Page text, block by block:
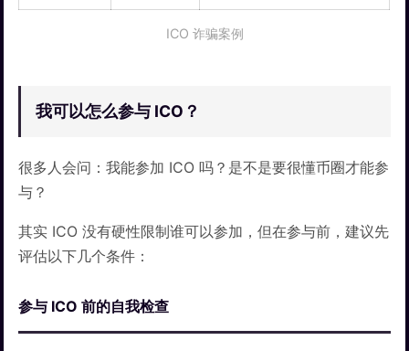
ICO 诈骗案例
我可以怎么参与 ICO？
很多人会问：我能参加 ICO 吗？是不是要很懂币圈才能参
与？
其实 ICO 没有硬性限制谁可以参加，但在参与前，建议先
评估以下几个条件：
参与 ICO 前的自我检查